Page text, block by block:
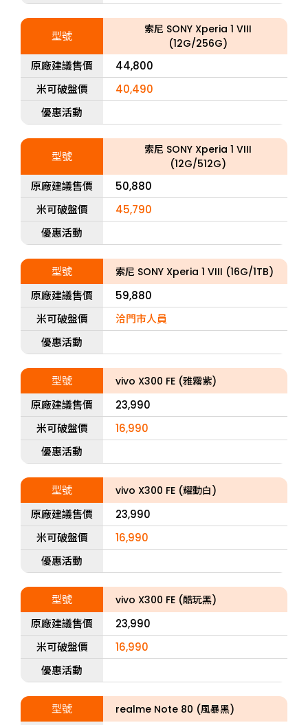
型號
索尼 SONY Xperia 1 VIII
(12G/256G)
原廠建議售價
44,800
米可破盤價
40,490
優惠活動
型號
索尼 SONY Xperia 1 VIII
(12G/512G)
原廠建議售價
50,880
米可破盤價
45,790
優惠活動
型號 索尼 SONY Xperia 1 VIII (16G/1TB)
原廠建議售價
59,880
米可破盤價
洽門市人員
優惠活動
型號 vivo X300 FE (雅霧紫)
原廠建議售價
23,990
米可破盤價
16,990
優惠活動
型號 vivo X300 FE (耀動白)
原廠建議售價
23,990
米可破盤價
16,990
優惠活動
型號 vivo X300 FE (酷玩黑)
原廠建議售價
23,990
米可破盤價
16,990
優惠活動
型號 realme Note 80 (風暴黑)